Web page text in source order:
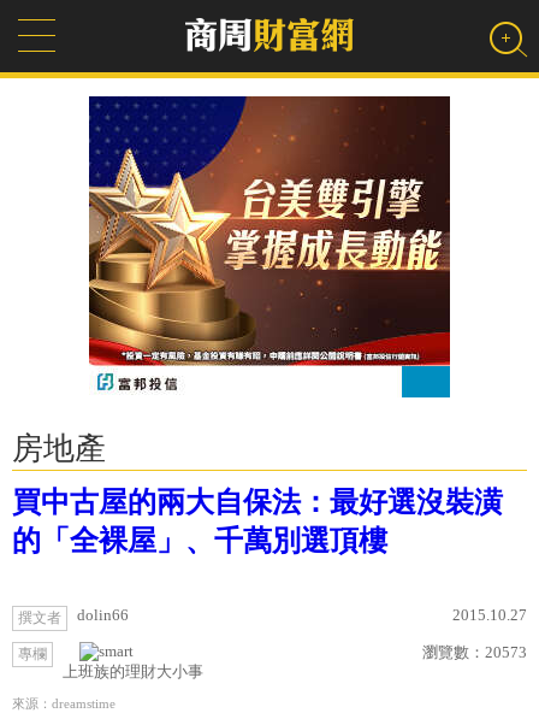
房地產
買中古屋的兩大自保法：最好選沒裝潢
的「全裸屋」、千萬別選頂樓
撰文者 dolin66 2015.10.27
專欄
上班族的理財大小事
瀏覽數： 20573
來源：dreamstime